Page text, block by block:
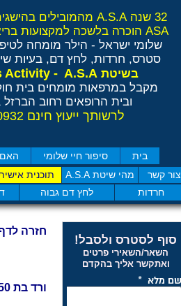
סוף לסטרס ולסבל!
השאר/השאירי פרטים
ואתקשר אליך בהקדם
בית סיפור חיי שלומי האם
צור קשר מהי שיטת A.S.A תוכנית
חרדות
לחץ דם גבוה
32 שנה A.S.A מהמובילים בהישגים בישראל ובאירופה
ASA הוכרה בלשכה למקצועות בריאות משלימים RCP
שלומי ישראל - הילר מומחה
סטרס, חרדות, לחץ דם, בעיות
בשיטתAnti Stress Activity - A.S.A
מקבל במרפאות מומחים בית
ובית הרופאים רחוב הברזל 11 תל אביב
לרשותך ייעוץ חינם 077-4050932
ורד בת 50 מאשדוד - כאבי שרירים ועייפות.
חזרה